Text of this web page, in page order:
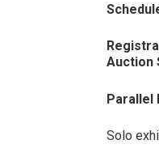
Auction
Parallel
Solo